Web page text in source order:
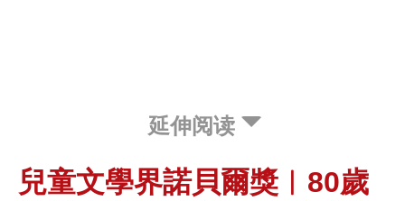
延伸阅读
兒童文學界諾貝爾獎︱80歲